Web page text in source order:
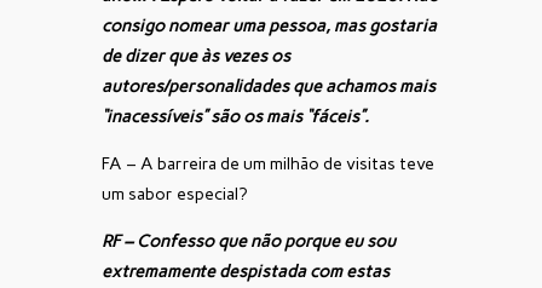
consigo nomear uma pessoa, mas gostaria
de dizer que às vezes os
autores/personalidades que achamos mais
“inacessíveis” são os mais “fáceis”.
FA – A barreira de um milhão de visitas teve
um sabor especial?
RF – Confesso que não porque eu sou
extremamente despistada com estas